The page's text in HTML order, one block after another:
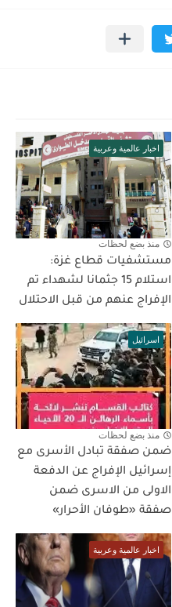
اخبار عالمية وعربية
منذ بضع لحظات
مستشفيات قطاع غزة:
استلام 15 جثمانا لشهداء تم
الإفراج عنهم من قبل الاحتلال
اسرائيل
منذ بضع لحظات
ضمن صفقة تبادل الأسرى مع
إسرائيل الإفراج عن الدفعة
الاولى من الاسرى ضمن
صفقة «طوفان الأحرار»
اخبار عالمية وعربية